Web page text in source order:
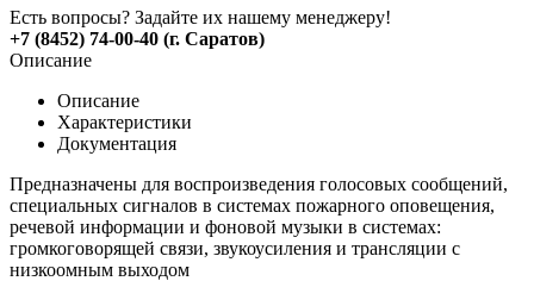
Есть вопросы? Задайте их нашему менеджеру!
+7 (8452) 74-00-40 (г. Саратов)
Описание
Описание
Характеристики
Документация
Предназначены для воспроизведения голосовых сообщений,
специальных сигналов в системах пожарного оповещения,
речевой информации и фоновой музыки в системах:
громкоговорящей связи, звукоусиления и трансляции с
низкоомным выходом